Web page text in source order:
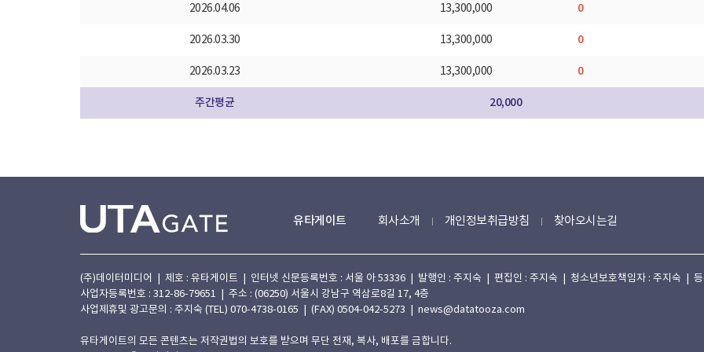
2026.04.06 13,300,000 0
2026.03.30 13,300,000 0
2026.03.23 13,300,000 0
주간평균 20,000
유타게이트 회사소개 개인정보취급방침 찾아오시는길
(주)데이터미디어 | 제호 : 유타게이트 | 인터넷 신문등록번호 : 서울 아 53336 | 발행인 : 주지숙 | 편집인 : 주지숙 | 청소년보호책임자 : 주지숙 |
사업자등록번호 : 312-86-79651 | 주소 : (06250) 서울시 강남구 역삼로8길 17, 4층
사업제휴및 광고문의 : 주지숙 (TEL) 070-4738-0165 | (FAX) 0504-042-5273 | news@datatooza.com
유타게이트의 모든 콘텐츠는 저작권법의 보호를 받으며 무단 전재, 복사, 배포를 금합니다.